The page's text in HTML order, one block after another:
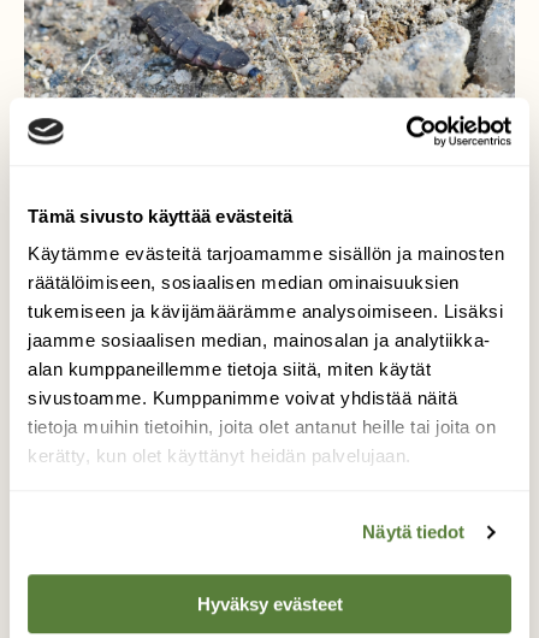
Tämä sivusto käyttää evästeitä
Käytämme evästeitä tarjoamamme sisällön ja mainosten
räätälöimiseen, sosiaalisen median ominaisuuksien
tukemiseen ja kävijämäärämme analysoimiseen. Lisäksi
jaamme sosiaalisen median, mainosalan ja analytiikka-
alan kumppaneillemme tietoja siitä, miten käytät
sivustoamme. Kumppanimme voivat yhdistää näitä
tietoja muihin tietoihin, joita olet antanut heille tai joita on
kerätty, kun olet käyttänyt heidän palvelujaan.
Näytä tiedot
Hyväksy evästeet
Kiiltomadon toukka
Näitä toukkia liikuskeli eräällä metsätiellä
muutamia.
Valokuvaaja: Markku Pelkonen, Kannonkoski
16.05.2021